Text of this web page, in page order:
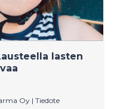
lasten
Oy | Tiedote